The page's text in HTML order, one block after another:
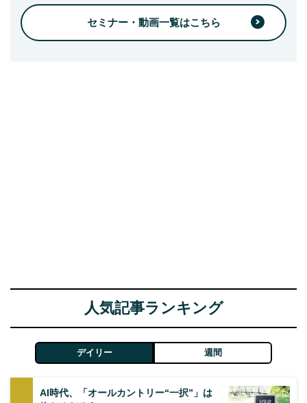
セミナー・動画一覧はこちら
人気記事ランキング
デイリー 週間
AI時代、「オールカントリー“一択”」は